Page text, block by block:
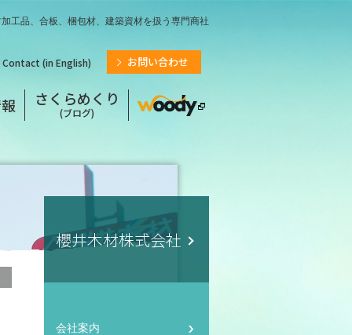
工品、合板、梱包材、建築資材を扱う専門商社
Contact (in English) お問い合わせ
さくらめくり
(ブログ)
櫻井木材株式会社
会社案内